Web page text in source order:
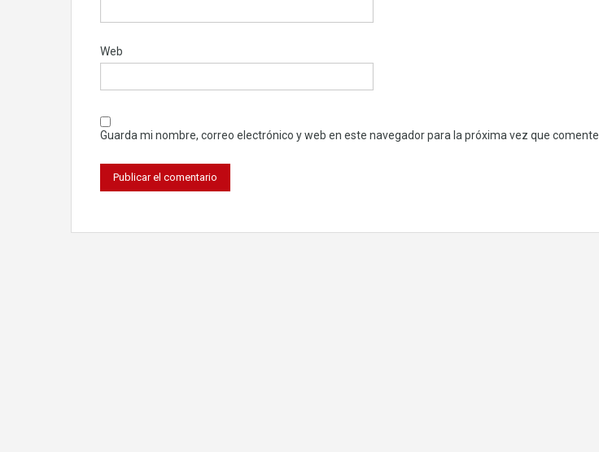
Web
Guarda mi nombre, correo electrónico y web en este navegador para la próxima vez que comente.